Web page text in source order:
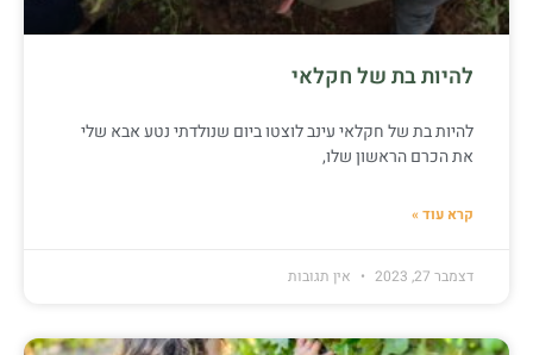
להיות בת של חקלאי
להיות בת של חקלאי עינב לוצטו ביום שנולדתי נטע אבא שלי
את הכרם הראשון שלו,
קרא עוד »
דצמבר 27, 2023 אין תגובות